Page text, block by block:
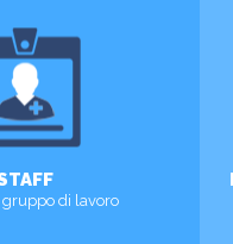
gruppo di lavoro